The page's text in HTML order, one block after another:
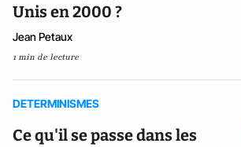
Unis en 2000 ?
Jean Petaux
1 min de lecture
DETERMINISMES
Ce qu'il se passe dans les